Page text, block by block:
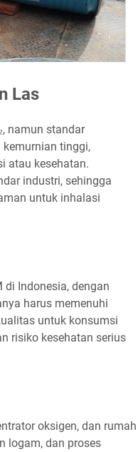
Las
namun standar
kemurnian tinggi,
atau kesehatan.
industri, sehingga
untuk inhalasi
di Indonesia, dengan
harus memenuhi
untuk konsumsi
risiko kesehatan serius
oksigen, dan rumah
logam, dan proses